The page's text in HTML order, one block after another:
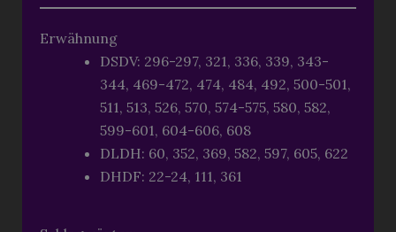
Erwähnung
DSDV: 296-297, 321, 336, 339, 343-
344, 469-472, 474, 484, 492, 500-501,
511, 513, 526, 570, 574-575, 580, 582,
599-601, 604-606, 608
DLDH: 60, 352, 369, 582, 597, 605, 622
DHDF: 22-24, 111, 361